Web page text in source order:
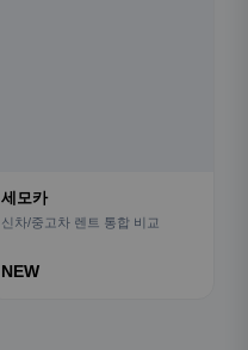
세모카
신차/중고차 렌트 통합 비교
NEW